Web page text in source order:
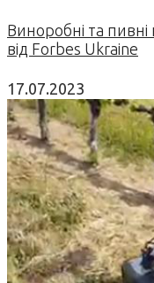
Виноробні та
від Forbes Ukraine
17.07.2023